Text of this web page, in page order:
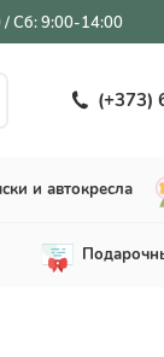
Сб: 9:00-14:00
(+373)
и автокресла